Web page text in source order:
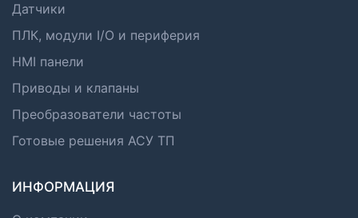
Датчики
ПЛК, модули I/O и периферия
HMI панели
Приводы и клапаны
Преобразователи частоты
Готовые решения АСУ ТП
ИНФОРМАЦИЯ